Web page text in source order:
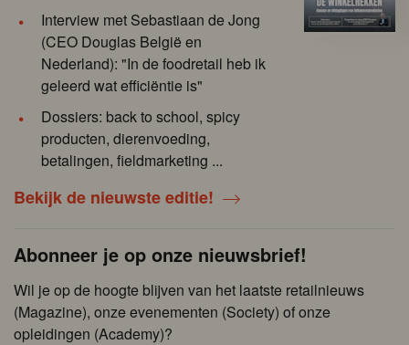
Interview met Sebastiaan de Jong
(CEO Douglas België en
Nederland): "In de foodretail heb ik
geleerd wat efficiëntie is"
Dossiers: back to school, spicy
producten, dierenvoeding,
betalingen, fieldmarketing ...
Bekijk de nieuwste editie!
Abonneer je op onze nieuwsbrief!
Wil je op de hoogte blijven van het laatste retailnieuws
(Magazine), onze evenementen (Society) of onze
opleidingen (Academy)?